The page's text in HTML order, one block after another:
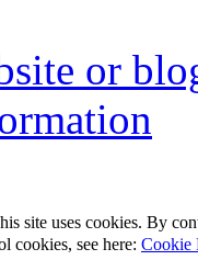
or
site uses cookies. By
cookies, see here: Cookie